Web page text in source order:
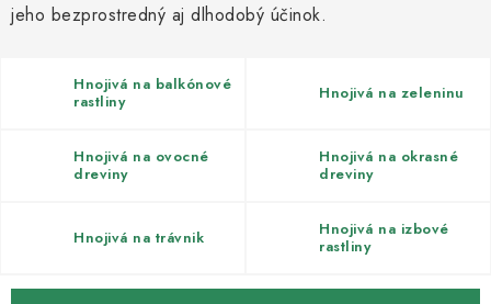
Vonkajšia dlažba
Kontakty
jeho bezprostredný aj dlhodobý účinok.
Hnojivá na balkónové
rastliny
Hnojivá na zeleninu
Hnojivá na ovocné
dreviny
Hnojivá na okrasné
dreviny
Hnojivá na trávnik
Hnojivá na izbové
rastliny